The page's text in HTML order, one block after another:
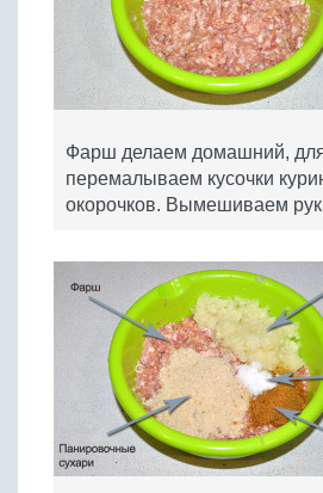
Фарш делаем домашний,
перемалываем кусочки
окорочков. Вымешиваем